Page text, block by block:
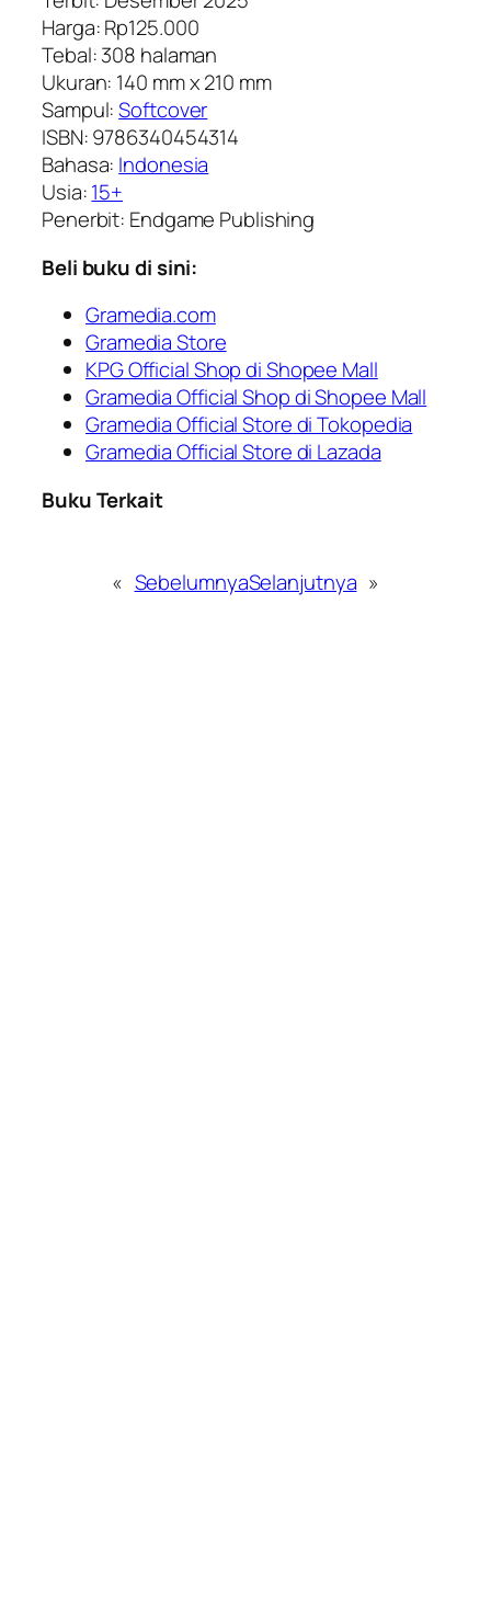
Harga: Rp125.000
Tebal: 308 halaman
Ukuran: 140 mm x 210 mm
Sampul:Softcover
ISBN: 9786340454314
Bahasa: Indonesia
Usia:15+
Penerbit: Endgame Publishing
Beli buku di sini:
Gramedia.com
Gramedia Store
KPG Official Shop di Shopee Mall
Gramedia Official Shop di Shopee Mall
Gramedia Official Store di Tokopedia
Gramedia Official Store di Lazada
Buku Terkait
« SebelumnyaSelanjutnya »